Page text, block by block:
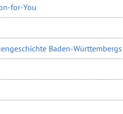
for-You
Baden-Württembergs